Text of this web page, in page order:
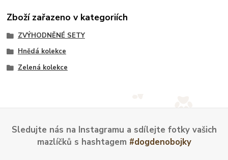
Zboží zařazeno v kategoriích
ZVÝHODNĚNÉ SETY
Hnědá kolekce
Zelená kolekce
Sledujte nás na Instagramu a sdílejte fotky vašich
mazlíčků s hashtagem #dogdenobojky